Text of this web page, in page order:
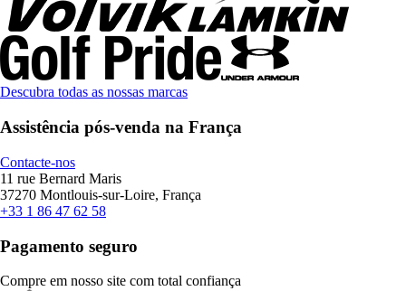
Descubra todas as nossas marcas
Assistência pós-venda na França
Contacte-nos
11 rue Bernard Maris
37270 Montlouis-sur-Loire, França
+33 1 86 47 62 58
Pagamento seguro
Compre em nosso site com total confiança